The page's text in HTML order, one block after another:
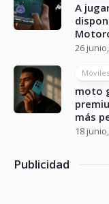
A
26
Móviles
moto
más
18
Publicidad